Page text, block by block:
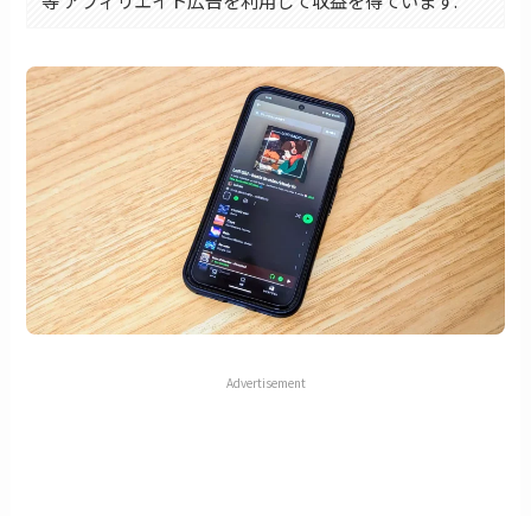
Advertisement